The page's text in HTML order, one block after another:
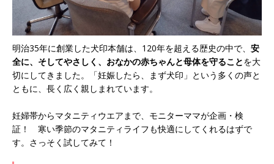
明治35年に創業した犬印本舗は、120年を超える歴史の中で、 安
全に、そしてやさしく、おなかの赤ちゃんと母体を守ることを大
切にしてきました。「妊娠したら、まず犬印」という多くの声と
ともに、長く広く親しまれています。
妊婦帯からマタニティウエアまで、モニターママが企画・検
証！ 寒い季節のマタニティライフも快適にしてくれるはずで
す。さっそく試してみて！